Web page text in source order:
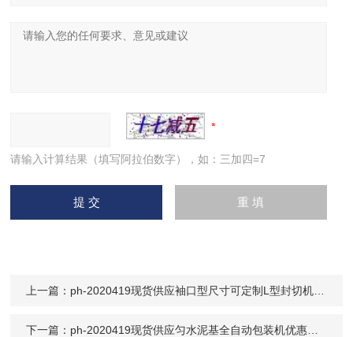
请输入计算结果（填写阿拉伯数字），如：三加四=7
上一篇： ph-2020419现货供应袖口型尺寸可定制L型封切机包装机
下一篇： ph-2020419现货供应匀水泥基全自动包装机优惠价格